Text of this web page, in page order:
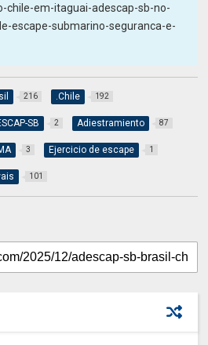
chile-em-itaguai-adescap-sb-no-
escape-submarino-seguranca-e-
216 .Chile 192
SB 2 Adiestramiento 87
3 Ejercicio de escape 1
101